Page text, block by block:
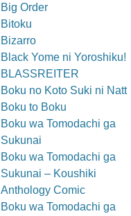
Big Order
Bitoku
Bizarro
Black Yome ni Yoroshiku!
BLASSREITER
Boku no Koto Suki ni Natt
Boku to Boku
Boku wa Tomodachi ga
Sukunai
Boku wa Tomodachi ga
Sukunai – Koushiki
Anthology Comic
Boku wa Tomodachi ga